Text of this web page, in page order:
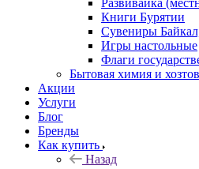
Развивайка
Книги Бурятии
Сувениры
Игры настольные
Флаги
Бытовая химия и
Акции
Услуги
Блог
Бренды
Как купить
Назад